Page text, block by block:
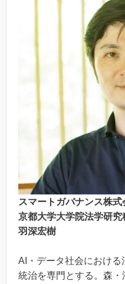
スマートガバナンス株
京都大学大学院法学研究
羽深宏樹
AI・データ社会におけ
統治を専門とする。森